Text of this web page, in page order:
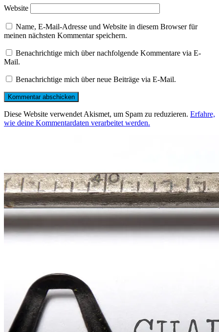
Website
Name, E-Mail-Adresse und Website in diesem Browser für
meinen nächsten Kommentar speichern.
Benachrichtige mich über nachfolgende Kommentare via E-
Mail.
Benachrichtige mich über neue Beiträge via E-Mail.
Diese Website verwendet Akismet, um Spam zu reduzieren. Erfahre,
wie deine Kommentardaten verarbeitet werden.